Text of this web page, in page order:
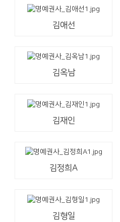
김애선
김옥남
김재인
김정희A
김형일